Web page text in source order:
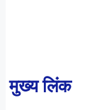
मुख्य लिंक